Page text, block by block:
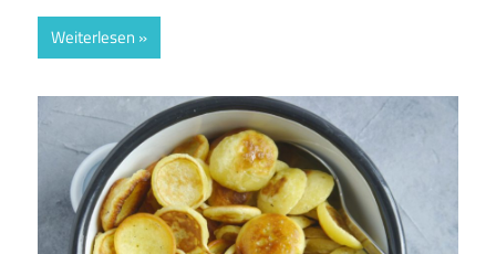
Weiterlesen